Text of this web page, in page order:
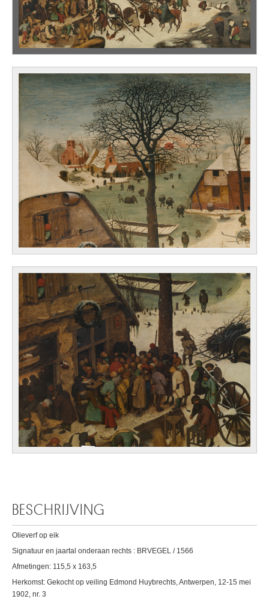
BESCHRIJVING
Olieverf op eik
Signatuur en jaartal onderaan rechts : BRVEGEL / 1566
Afmetingen: 115,5 x 163,5
Herkomst: Gekocht op veiling Edmond Huybrechts, Antwerpen, 12-15 mei
1902, nr. 3